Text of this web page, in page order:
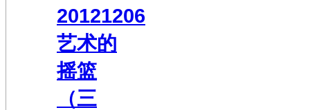
20121206
艺术的
摇篮
（三